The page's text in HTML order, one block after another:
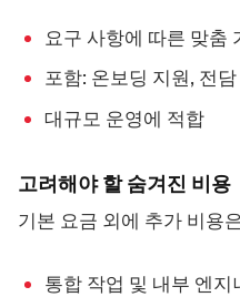
요구 사항에 따른 맞춤
포함: 온보딩 지원, 전
대규모 운영에 적합
고려해야 할 숨겨진 비용
기본 요금 외에 추가 비용
통합 작업 및 내부 엔